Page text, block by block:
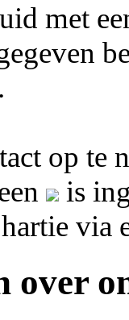
met
op te
is
via
over